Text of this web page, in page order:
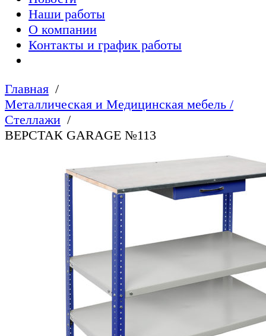
Наши работы
О компании
Контакты и график работы
Главная
Металлическая и Медицинская мебель /
Стеллажи
ВЕРСТАК GARAGE №113